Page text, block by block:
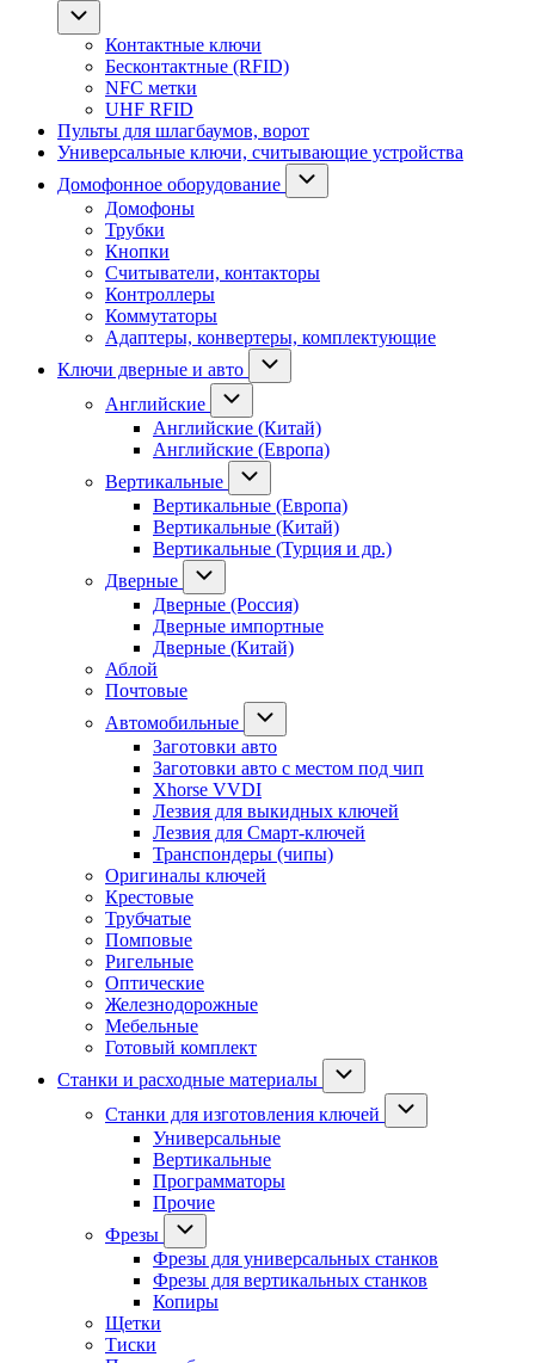
Контактные ключи
Бесконтактные (RFID)
NFC метки
UHF RFID
Пульты для шлагбаумов, ворот
Универсальные ключи, считывающие устройства
Домофонное оборудование
Домофоны
Трубки
Кнопки
Считыватели, контакторы
Контроллеры
Коммутаторы
Адаптеры, конвертеры, комплектующие
Ключи дверные и авто
Английские
Английские (Китай)
Английские (Европа)
Вертикальные
Вертикальные (Европа)
Вертикальные (Китай)
Вертикальные (Турция и др.)
Дверные
Дверные (Россия)
Дверные импортные
Дверные (Китай)
Аблой
Почтовые
Автомобильные
Заготовки авто
Заготовки авто с местом под чип
Xhorse VVDI
Лезвия для выкидных ключей
Лезвия для Смарт-ключей
Транспондеры (чипы)
Оригиналы ключей
Крестовые
Трубчатые
Помповые
Ригельные
Оптические
Железнодорожные
Мебельные
Готовый комплект
Станки и расходные материалы
Станки для изготовления ключей
Универсальные
Вертикальные
Программаторы
Прочие
Фрезы
Фрезы для универсальных станков
Фрезы для вертикальных станков
Копиры
Щетки
Тиски